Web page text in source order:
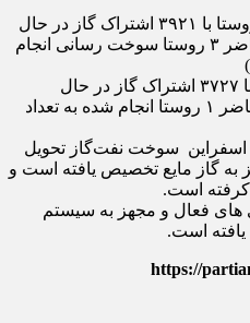
محور اردغان -رویین با تعداد ۲۰ روستا با ۳۹۲۱ اشتراک گاز در حال
سوخت رسانی هستند.(در حال حاضر ۳ روستا سوخت رسانی انجام
محور خوشین به تعداد ۱۷ روستا با ۳۷۲۷ اشتراک گاز در حال
سوخت رسانی هستند. (در حال حاضر ۱ روستا انجام شده به تعداد
اسفراین سوخت نفت‌گاز تحویل
۱۰ نانوایی نیز به گاز مایع تخصیص یافته است و
است.
های فعال و مجهز به سیستم
است.
https://